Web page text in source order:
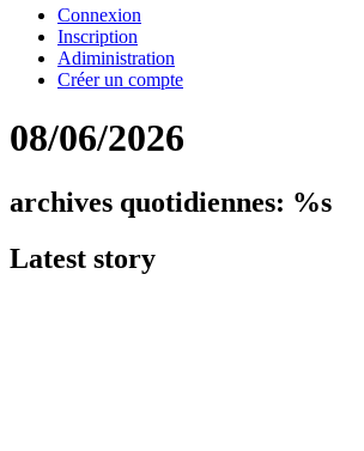
Connexion
Inscription
Adiministration
Créer un compte
08/06/2026
archives quotidiennes: %s
Latest story